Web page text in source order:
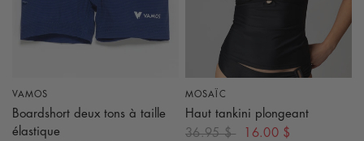
VAMOS
Boardshort deux tons à taille
élastique
MOSAÏC
Haut tankini plongeant
36.95 $
16.00 $